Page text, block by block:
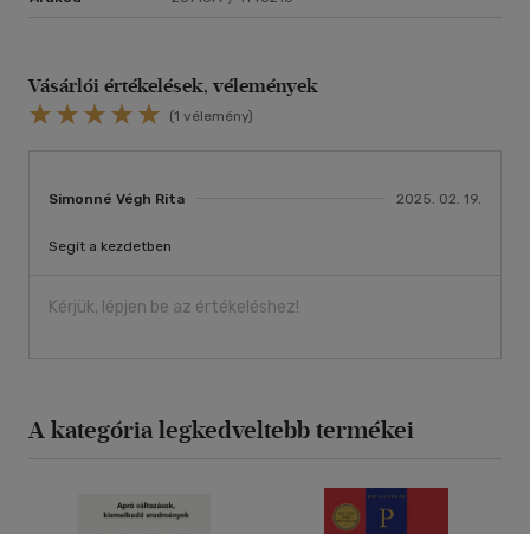
Vásárlói értékelések, vélemények
(1 vélemény)
Simonné Végh Rita 2025. 02. 19.
Segít a kezdetben
Kérjük, lépjen be az értékeléshez!
A kategória legkedveltebb termékei